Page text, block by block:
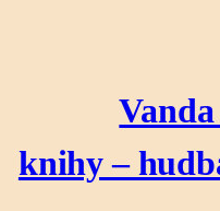
knihy –